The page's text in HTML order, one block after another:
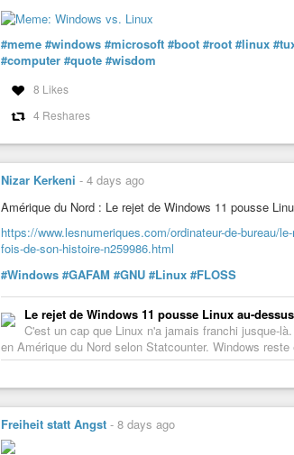
#meme #windows #microsoft #boot #root #linux
#computer #quote #wisdom
8 Likes
4 Reshares
Nizar Kerkeni - 4 days ago
Amérique du Nord : Le rejet de Windows 11 pousse
https://www.lesnumeriques.com/ordinateur-de-bureau/
fois-de-son-histoire-n259986.html
#Windows #GAFAM #GNU #Linux #FLOSS
Le rejet de Windows 11 pousse Linux au-
C'est un cap que Linux n'a jamais franchi jusque-
en Amérique du Nord selon Statcounter. Windows
Freiheit statt Angst - 8 days ago